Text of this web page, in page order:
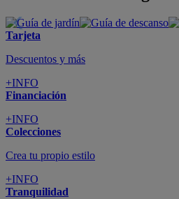
Tarjeta
Descuentos y más
+INFO
Financiación
+INFO
Colecciones
Crea tu propio estilo
+INFO
Tranquilidad